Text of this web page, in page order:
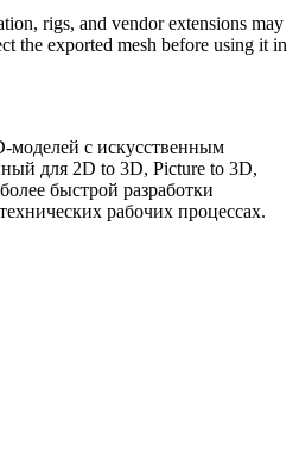
rigs, and vendor extensions may
the exported mesh before using it in
моделей с искусственным
для 2D to 3D, Picture to 3D,
быстрой разработки
рабочих процессах.